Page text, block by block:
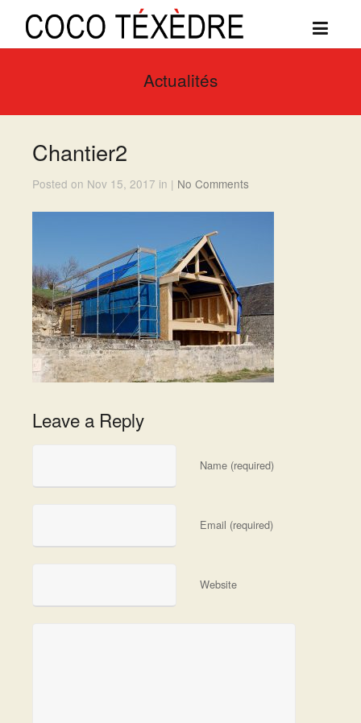
Actualités
Chantier2
Posted on Nov 15, 2017 in | No Comments
Leave a Reply
Name (required)
Email (required)
Website